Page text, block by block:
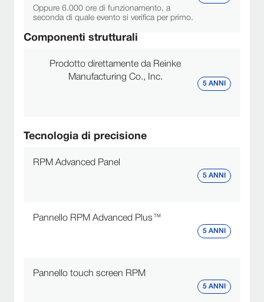
Oppure 6.000 ore di funzionamento, a
seconda di quale evento si verifica per primo.
Componenti strutturali
Prodotto direttamente da Reinke
Manufacturing Co., Inc.
5 ANNI
Tecnologia di precisione
RPM Advanced Panel
5 ANNI
Pannello RPM Advanced Plus™
5 ANNI
Pannello touch screen RPM
5 ANNI